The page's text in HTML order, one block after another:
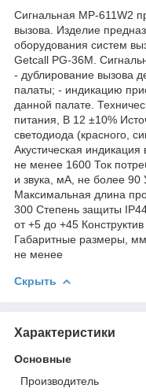
Сигнальная MP-611W2
вызова. Изделие
оборудования систем
Getcall PG-36M.
- дублирование вызова
палаты; - индикацию
данной палате.
питания, В 12 ±10%
светодиода (красного,
Акустическая индикация
не менее 1600 Ток
и звука, мА, не более 90
Максимальная длина
300 Степень защиты
от +5 до +45
Габаритные размеры,
не менее
Скрыть
Характеристики
Основные
Производитель